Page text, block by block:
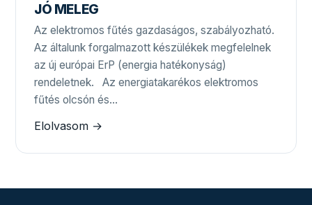
JÓ MELEG
Az elektromos fűtés gazdaságos, szabályozható.
Az általunk forgalmazott készülékek megfelelnek
az új európai ErP (energia hatékonyság)
rendeletnek. Az energiatakarékos elektromos
fűtés olcsón és…
Elolvasom →